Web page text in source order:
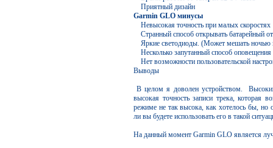
Приятный дизайн
Garmin GLO минусы
Невысокая точность при малых скоростях
Странный способ открывать батарейный
Яркие светодиоды. (Может мешать ночью
Несколько запутанный способ оповещения
Нет возможности пользовательской
Выводы
В целом я доволен устройством. Высокий
высокая точность записи трека, которая
режиме не так высока, как хотелось бы,
ли вы будете использовать его в такой
На данный момент Garmin GLO является